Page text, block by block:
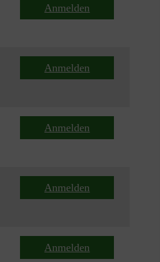
Anmelden
Anmelden
Anmelden
Anmelden
Anmelden